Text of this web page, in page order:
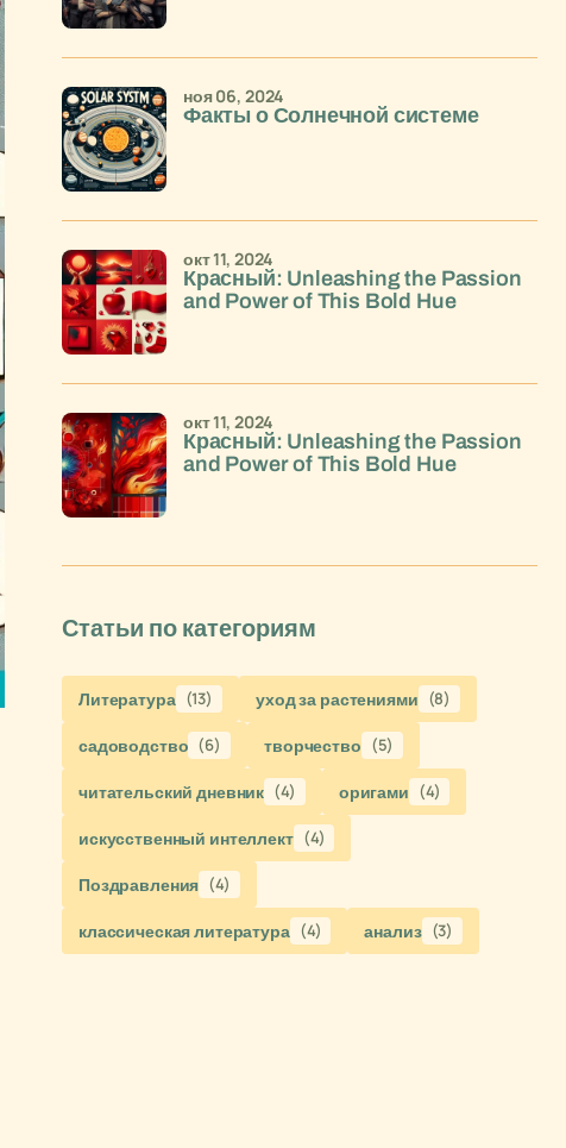
Факты о Солнечной системе
ноя 06, 2024
Красный: Unleashing the Passion
and Power of This Bold Hue
окт 11, 2024
Красный: Unleashing the Passion
and Power of This Bold Hue
окт 11, 2024
Статьи по категориям
Литература (13) уход за растениями (8)
садоводство (6) творчество (5)
читательский дневник (4) оригами (4)
искусственный интеллект (4)
Поздравления (4)
классическая литература (4) анализ (3)